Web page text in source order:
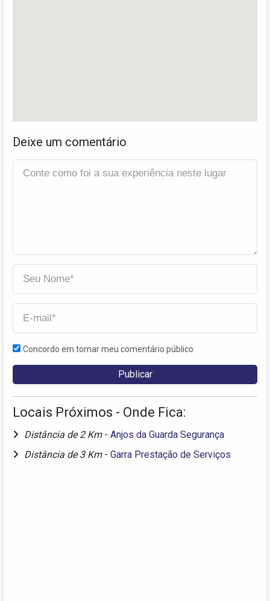
Deixe um comentário
Concordo em tornar meu comentário público
Locais Próximos - Onde Fica:
Distância de 2 Km - Anjos da Guarda Segurança
Distância de 3 Km - Garra Prestação de Serviços